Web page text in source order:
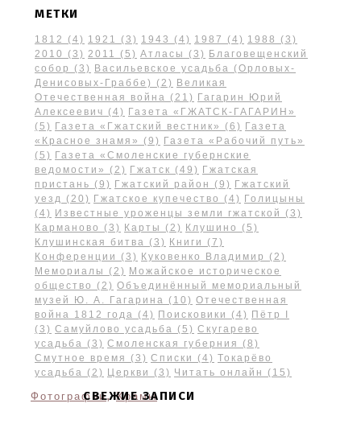
МЕТКИ
1812 (4) 1921 (3) 1943 (4) 1987 (4) 1988
(3)
2010
(3) 2011 (5) Атласы (3) Благовещенский
собор
(3) Васильевское усадьба (Орловых-
Денисовых-Граббе)
(2) Великая
Отечественная война (21) Гагарин Юрий
Алексеевич (4) Газета «ГЖАТСК-ГАГАРИН»
(5) Газета «Гжатский вестник» (6) Газета
«Красное знамя»
(9) Газета «Рабочий путь»
(5) Газета «Смоленские губернские
ведомости»
(2) Гжатск (49) Гжатская
пристань (9) Гжатский район (9) Гжатский
уезд (20) Гжатское купечество (4) Голицыны
(4) Известные уроженцы земли гжатской
(3)
Карманово
(3) Карты (2) Клушино
(5)
Клушинская битва (3) Книги
(7)
Конференции
(3) Куковенко Владимир
(2)
Мемориалы
(2) Можайское историческое
общество
(2) Объединённый мемориальный
музей Ю. А. Гагарина (10) Отечественная
война 1812 года (4) Поисковики (4) Пётр I
(3) Самуйлово усадьба (5) Скугарево
усадьба (3) Смоленская губерния
(8)
Смутное время
(3) Списки (4) Токарёво
усадьба (2) Церкви (3) Читать онлайн (15)
Фотографии,Храмы
СВЕЖИЕ ЗАПИСИ